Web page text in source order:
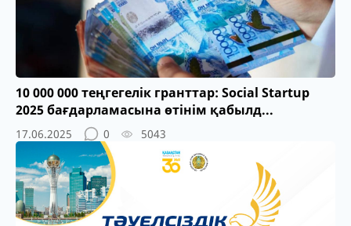
10 000 000 теңгегелік гранттар: Social Startup
2025 бағдарламасына өтінім қабылд...
17.06.2025 0 5043